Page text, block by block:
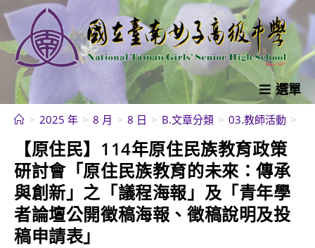
跳
轉
至
內
選單
> 2025 年 > 8 月 > 8 日 > B.文章分類 > 03.教師活動 >
【原住民】114年原住民族教育政策
研討會「原住民族教育的未來：傳承
與創新」之「議程海報」及「青年學
者論壇公開徵稿海報、徵稿說明及投
稿申請表」